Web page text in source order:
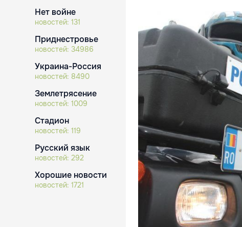
Нет войне
новостей: 131
Приднестровье
новостей: 34986
Украина-Россия
новостей: 8490
Землетрясение
новостей: 1009
Стадион
новостей: 119
Русский язык
новостей: 292
Хорошие новости
новостей: 1721